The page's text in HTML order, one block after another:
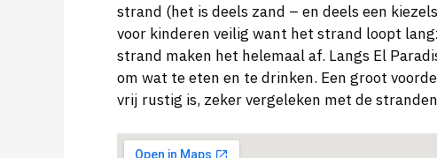
strand (het is deels zand – en deels een
voor kinderen veilig want het strand loopt
strand maken het helemaal af. Langs El
om wat te eten en te drinken. Een groot
vrij rustig is, zeker vergeleken met de